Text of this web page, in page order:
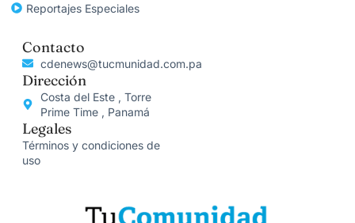
Reportajes Especiales
Contacto
cdenews@tucmunidad.com.pa
Dirección
Costa del Este , Torre
Prime Time , Panamá
Legales
Términos y condiciones de
uso